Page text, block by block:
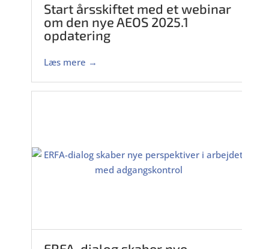
Start årsskiftet med et webinar
om den nye AEOS 2025.1
opdatering
Læs mere →